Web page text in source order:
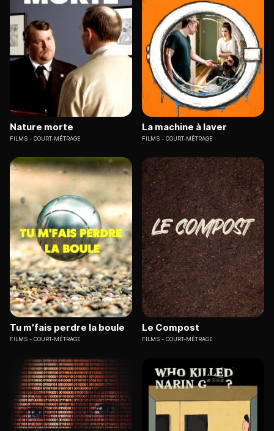
Nature morte
FILMS COURT-MÉTRAGE
La machine à laver
FILMS COURT-MÉTRAGE
Tu m'fais perdre la boule
FILMS COURT-MÉTRAGE
Le Compost
FILMS COURT-MÉTRAGE